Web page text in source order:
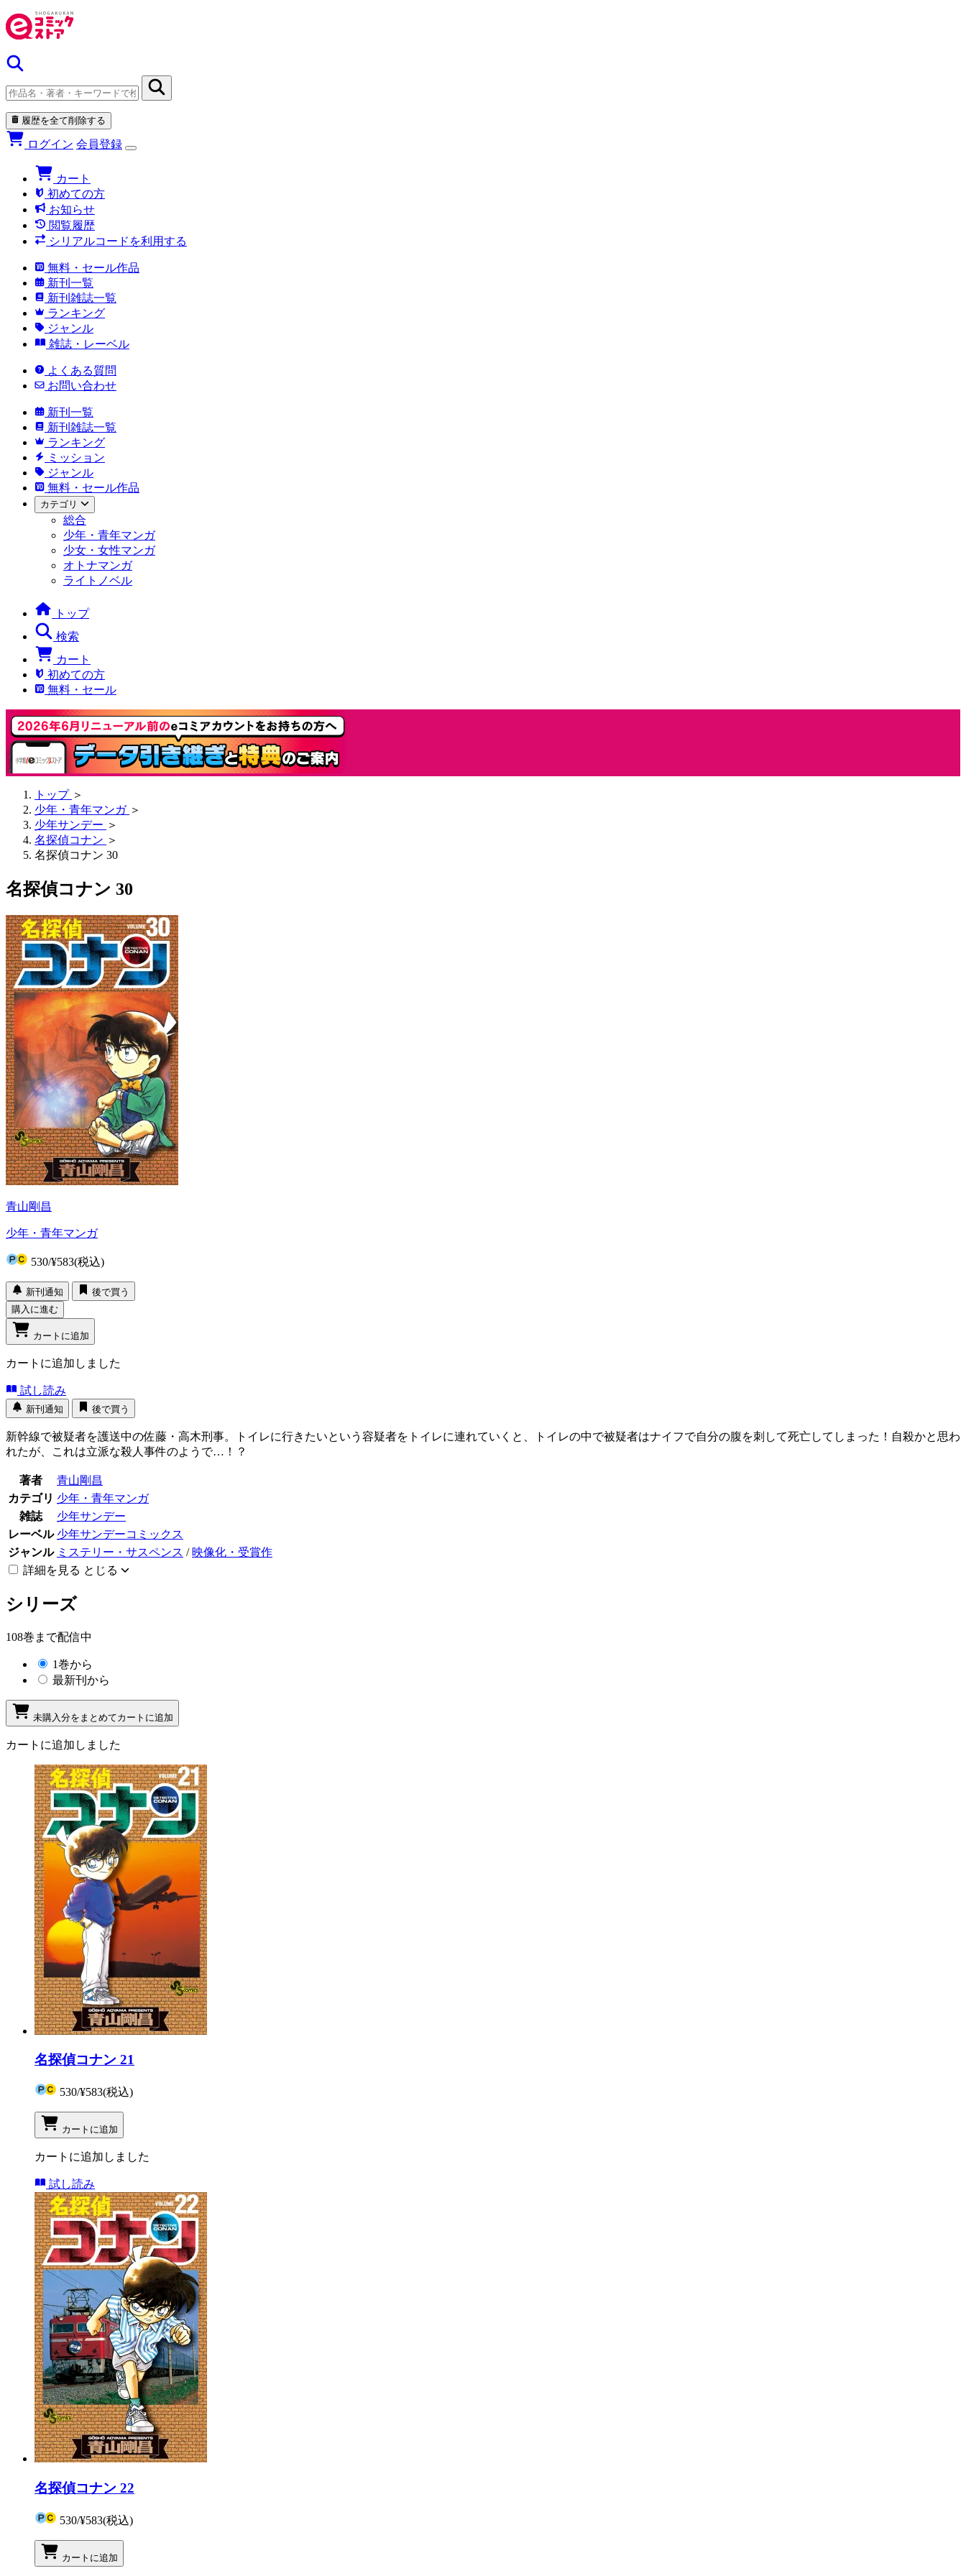
履歴を全て削除する
ログイン 会員登録
カート
初めての方
お知らせ
閲覧履歴
シリアルコードを利用する
無料・セール作品
新刊一覧
新刊雑誌一覧
ランキング
ジャンル
雑誌・レーベル
よくある質問
お問い合わせ
新刊一覧
新刊雑誌一覧
ランキング
ミッション
ジャンル
無料・セール作品
カテゴリ
総合
少年・青年マンガ
少女・女性マンガ
オトナマンガ
ライトノベル
トップ
検索
カート
初めての方
無料・セール
トップ ＞
少年・青年マンガ ＞
少年サンデー ＞
名探偵コナン ＞
名探偵コナン 30
名探偵コナン 30
青山剛昌
少年・青年マンガ
530/¥583(税込)
新刊通知
後で買う
購入に進む
カートに追加
カートに追加しました
試し読み
新刊通知 後で買う
新幹線で被疑者を護送中の佐藤・高木刑事。トイレに行きたいという容疑者をトイレに連れていくと、トイレの中で被疑者はナイフで自分の腹を刺して死亡してしまった！自殺かと思わ
れたが、これは立派な殺人事件のようで…！？
著者
青山剛昌
カテゴリ 少年・青年マンガ
雑誌
少年サンデー
レーベル 少年サンデーコミックス
ジャンル ミステリー・サスペンス / 映像化・受賞作
詳細を見る とじる
シリーズ
108巻まで配信中
1巻から
最新刊から
未購入分をまとめてカートに追加
カートに追加しました
名探偵コナン 21
530/¥583(税込)
カートに追加
カートに追加しました
試し読み
名探偵コナン 22
530/¥583(税込)
カートに追加